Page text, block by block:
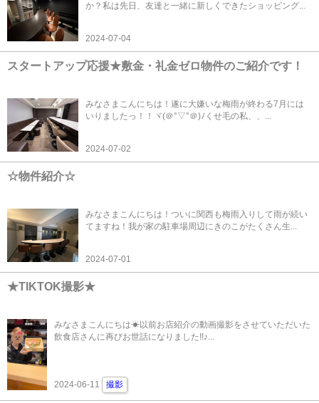
か？私は先日、友達と一緒に新しくできたショッピング...
2024-07-04
スタートアップ応援★敷金・礼金ゼロ物件のご紹介です！
みなさまこんにちは！遂に大嫌いな梅雨が終わる7月には
いりましたっ！！ヾ(＠°▽°＠)ﾉくせ毛の私、、...
2024-07-02
☆物件紹介☆
みなさまこんにちは！ついに関西も梅雨入りして雨が続い
てますね！我が家の駐車場周辺にきのこがたくさん生...
2024-07-01
★TIKTOK撮影★
みなさまこんにちは☀以前お店紹介の動画撮影をさせていただいた
飲食店さんに再びお世話になりました!!♪...
2024-06-11 撮影